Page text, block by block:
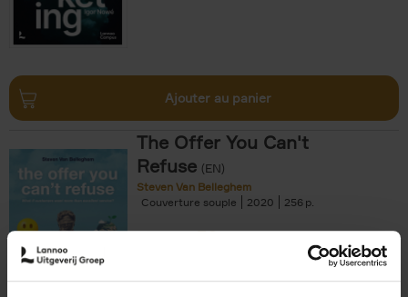
Ajouter au panier
The Offer You Can't
Refuse (EN)
Steven Van Belleghem
Couverture souple
2020 256
€37,50